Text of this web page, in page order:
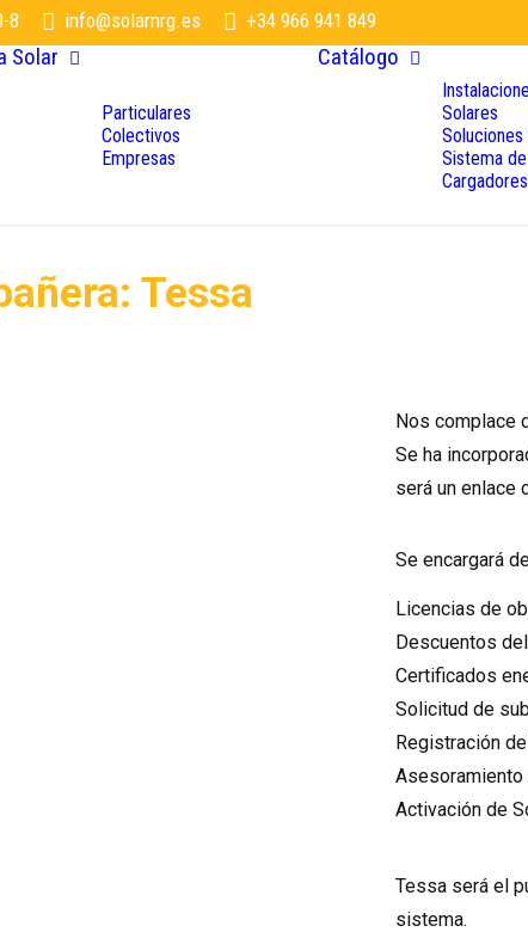
8 info@solarnrg.es +34 966 941 849
Solar
Particulares
Colectivos
Empresas
Catálogo
Solares
Sistema
Tessa
Nos complace
Se ha
será un enlace
Se encargará
Licencias de
Descuentos
Certificados
Solicitud de
Registración
Activación de
Tessa será el
sistema.